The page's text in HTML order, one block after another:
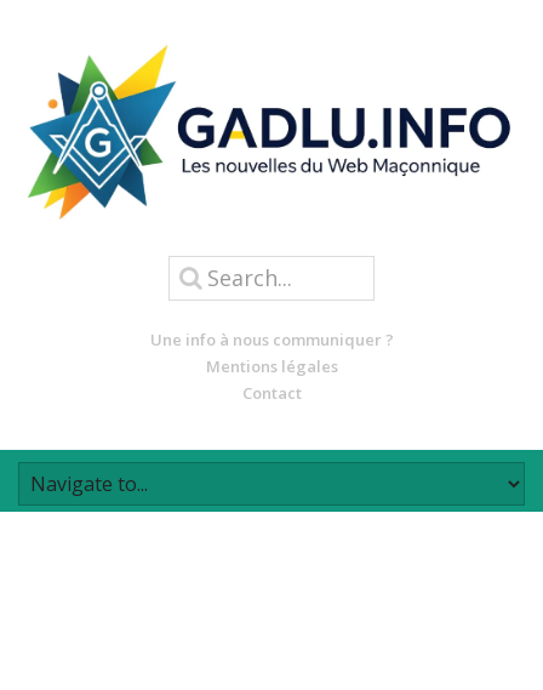
Une info à nous communiquer ?
Mentions légales
Contact